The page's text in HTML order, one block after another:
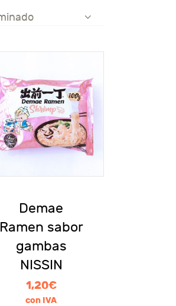
Demae
Ramen sabor
gambas
NISSIN
1,20€
con IVA